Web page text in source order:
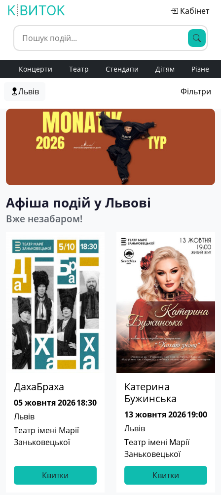
Кабінет
Концерти Театр Стендапи Дітям Різне
Львів Фільтри
Афіша подій у Львові
Вже незабаром!
ДахаБраха
05 жовнтя 202618:30
Львів
Театр імені Марії
Заньковецької
Квитки
Катерина
Бужинська
13 жовнтя 202619:00
Львів
Театр імені Марії
Заньковецької
Квитки